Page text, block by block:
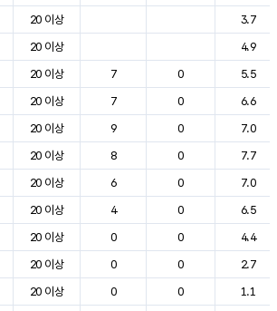
20 이상
3.7
20 이상
4.9
20 이상 7 0
5.5
20 이상 7 0
6.6
20 이상 9 0
7.0
20 이상 8 0
7.7
20 이상 6 0
7.0
20 이상 4 0
6.5
20 이상 0 0
4.4
20 이상 0 0
2.7
20 이상 0 0
1.1